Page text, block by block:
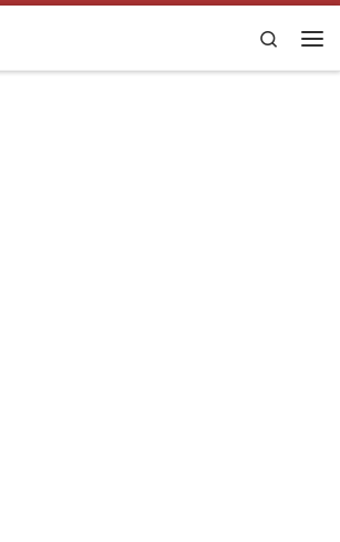
Search